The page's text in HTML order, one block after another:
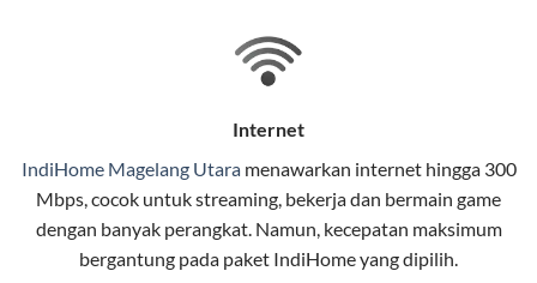
pengguna rumah dan bisnis.
stabil, dan memiliki berbagai pilihan paket IndiHome
Selain internet, layanan IndiHome juga mencakup TV
interaktif (IndiHome TV) dan telepon rumah dalam
satu paket.
Internet
IndiHome Magelang Utaramenawarkan internethingga 300
Mbps, cocok untuk streaming, bekerja dan bermain game
dengan banyak perangkat. Namun, kecepatan maksimum
bergantung pada paket IndiHome yang dipilih.